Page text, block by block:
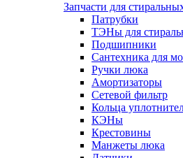
Запчасти для
Патрубки
ТЭНы для
Подшипники
Сантехника для
Ручки люка
Амортизаторы
Сетевой фильтр
Кольца
КЭНы
Крестовины
Манжеты люка